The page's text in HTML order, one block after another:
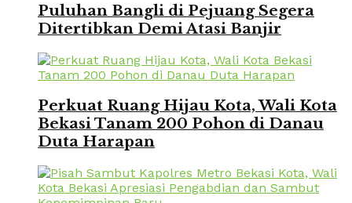
Puluhan Bangli di Pejuang Segera
Ditertibkan Demi Atasi Banjir
Perkuat Ruang Hijau Kota, Wali Kota
Bekasi Tanam 200 Pohon di Danau
Duta Harapan